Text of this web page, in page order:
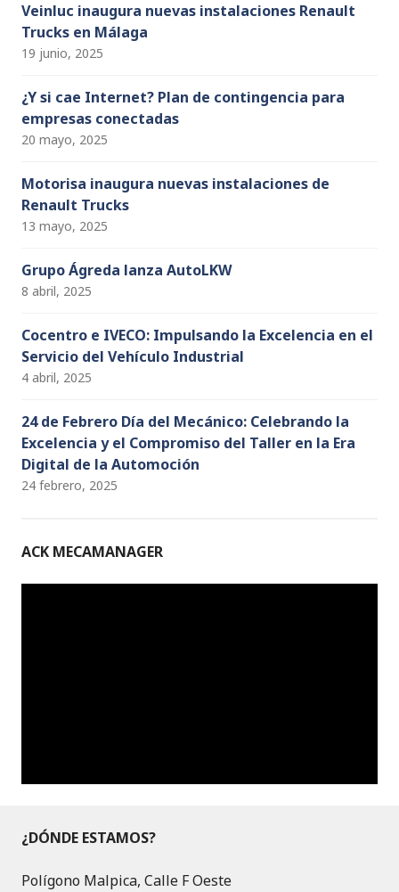
Veinluc inaugura nuevas instalaciones Renault
Trucks en Málaga
19 junio, 2025
¿Y si cae Internet? Plan de contingencia para
empresas conectadas
20 mayo, 2025
Motorisa inaugura nuevas instalaciones de
Renault Trucks
13 mayo, 2025
Grupo Ágreda lanza AutoLKW
8 abril, 2025
Cocentro e IVECO: Impulsando la Excelencia en el
Servicio del Vehículo Industrial
4 abril, 2025
24 de Febrero Día del Mecánico: Celebrando la
Excelencia y el Compromiso del Taller en la Era
Digital de la Automoción
24 febrero, 2025
ACK MECAMANAGER
¿DÓNDE ESTAMOS?
Polígono Malpica, Calle F Oeste